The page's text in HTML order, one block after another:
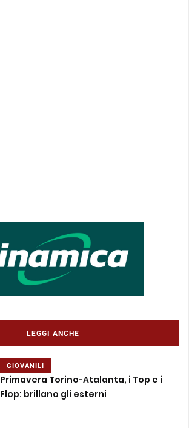
LEGGI ANCHE
GIOVANILI
Primavera Torino-Atalanta, i Top e i
Flop: brillano gli esterni